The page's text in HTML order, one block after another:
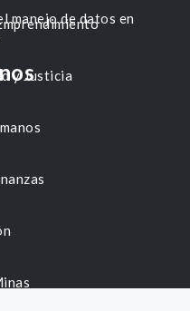
y Justicia
manejo de datos en